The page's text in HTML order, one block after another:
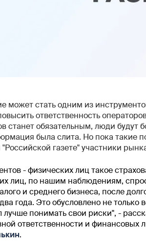
может стать одним из
ответственность
станет обязательным, люди будут
была слита. Но пока такие
"Российской газете" участники
- физических лиц такое
лиц, по нашим наблюдениям,
и среднего бизнеса, после
года. Это обусловлено не только
лучше понимать свои риски", -
ответственности и
.